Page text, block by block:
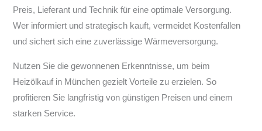
Preis, Lieferant und Technik für eine optimale Versorgung.
Wer informiert und strategisch kauft, vermeidet Kostenfallen
und sichert sich eine zuverlässige Wärmeversorgung.
Nutzen Sie die gewonnenen Erkenntnisse, um beim
Heizölkauf in München gezielt Vorteile zu erzielen. So
profitieren Sie langfristig von günstigen Preisen und einem
starken Service.